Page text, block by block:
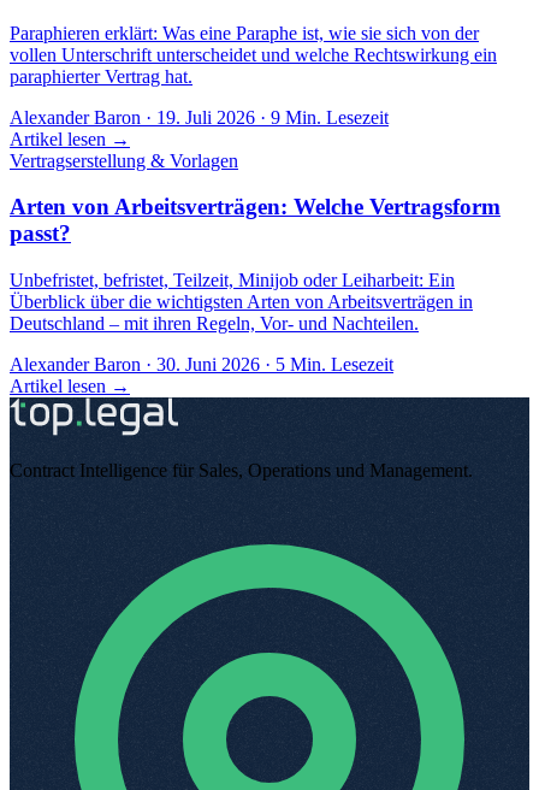
Paraphieren erklärt: Was eine Paraphe ist, wie sie sich von der
vollen Unterschrift unterscheidet und welche Rechtswirkung ein
paraphierter Vertrag hat.
Alexander Baron · 19. Juli 2026 · 9 Min. Lesezeit
Artikel lesen →
Vertragserstellung & Vorlagen
Arten von Arbeitsverträgen: Welche Vertragsform
passt?
Unbefristet, befristet, Teilzeit, Minijob oder Leiharbeit: Ein
Überblick über die wichtigsten Arten von Arbeitsverträgen in
Deutschland – mit ihren Regeln, Vor- und Nachteilen.
Alexander Baron · 30. Juni 2026 · 5 Min. Lesezeit
Artikel lesen →
Contract Intelligence für Sales, Operations und Management.